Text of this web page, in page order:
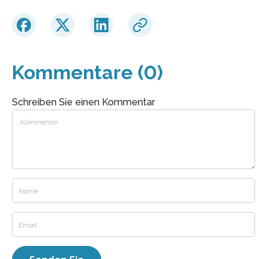
Kommentare (0)
Schreiben Sie einen Kommentar